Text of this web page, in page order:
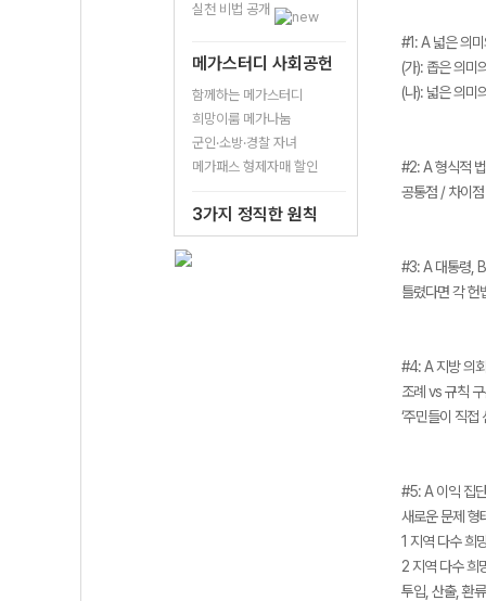
실천 비법 공개
메가스터디 사회공헌
함께하는 메가스터디
희망이룸 메가나눔
군인·소방·경찰 자녀
메가패스 형제자매 할인
3가지 정직한 원칙
#1: A 넓은 의
(가): 좁은 의미
(나): 넓은 의미
#2: A 형식적
공통점 / 차이
#3: A 대통령,
틀렸다면 각 헌
#4: A 지방 의
조례 vs 규칙
‘주민들이 직
#5: A 이익 집
새로운 문제 형
1 지역 다수 희
2 지역 다수 희
투입, 산출, 환